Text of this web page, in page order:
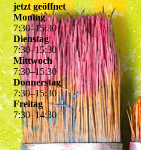
jetzt geöffnet
Montag
7:30–15:30
Dienstag
7:30–15:30
Mittwoch
7:30–15:30
Donnerstag
7:30–15:30
Freitag
7:30–14:30